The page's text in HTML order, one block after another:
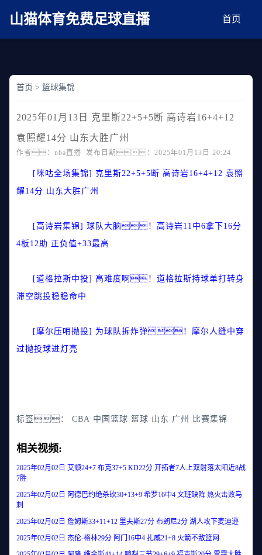
AV在线无码麻豆
山猫体育免费足球直播 首页
首页 > 篮球集锦
2025年01月13日 克里斯22+5+5断 高诗岩16+4+12
袁照耀14分 山东大胜广州
作者：nba直播 发布日期：2025年01月13日 20:24
[咪咕全场集锦] 克里斯22+5+5断 高诗岩16+4+12 袁照
耀14分 山东大胜广州
[高诗岩集锦] 球队大脑！高诗岩11中6拿下16分
4板12助 正负值+33最高
[道格拉斯中投] 高难度啊！道格拉斯持球单打转身
滞空跳投稳稳命中
[摩尔压哨抛投] 为球队拆炸弹！摩尔人缝中穿
过抛投球进灯亮
标签： CBA 中国篮球 篮球 山东 广州 比赛集锦
相关视频:
2025年02月02日 艾顿24+7 布克37+5 KD22分 开拓者7人上双射落太阳近8战
7胜
2025年02月02日 阿德巴约绝杀砍30+13+9 希罗16中4 文班缺阵 热火击败马
刺
2025年02月02日 詹姆斯33+11+12 里夫斯27分 布朗尼2分 湖人攻下麦迪逊
2025年02月02日 杰伦-格林29分 阿门16中4 扎威21+8 火箭不敌篮网